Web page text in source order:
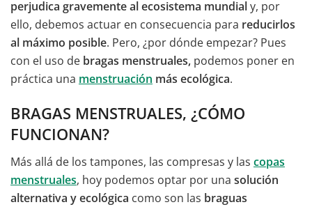
perjudica gravemente al ecosistema mundialy, por
ello, debemos actuar en consecuencia para reducirlos
al máximo posible. Pero, ¿por dónde empezar? Pues
con el uso de bragas menstruales, podemos poner en
práctica una menstruación más ecológica.
BRAGAS MENSTRUALES, ¿CÓMO
FUNCIONAN?
Más allá de los tampones, las compresas y las copas
menstruales, hoy podemos optar por una solución
alternativa y ecológica como son las braguas